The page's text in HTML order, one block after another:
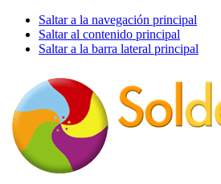
Saltar a la navegación principal
Saltar al contenido principal
Saltar a la barra lateral principal